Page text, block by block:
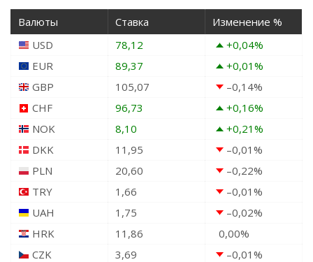
Валюты Ставка
Изменение %
USD
78,12 +0,04%
EUR
89,37 +0,01%
GBP
105,07 –0,14%
CHF
96,73 +0,16%
NOK
8,10 +0,21%
DKK
11,95 –0,01%
PLN
20,60 –0,22%
TRY
1,66 –0,01%
UAH
1,75 –0,02%
HRK
11,86 0,00%
CZK
3,69 –0,01%